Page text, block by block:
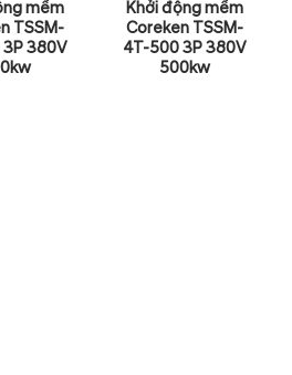
mềm
TSSM-
380V
Khởi động mềm
Coreken TSSM-
4T-500 3P 380V
500kw